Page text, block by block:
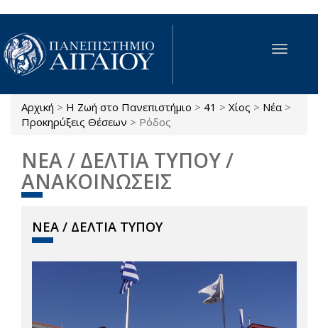
Παράκαμψη προς το κυρίως περιεχόμενο
Toggle
Είστε εδώ
Αρχική > Η Ζωή στο Πανεπιστήμιο > 41 > Χίος > Νέα >
Προκηρύξεις Θέσεων > Ρόδος
ΝΕΑ / ΔΕΛΤΙΑ ΤΥΠΟΥ /
ΑΝΑΚΟΙΝΩΣΕΙΣ
ΝΕΑ / ΔΕΛΤΙΑ ΤΥΠΟΥ